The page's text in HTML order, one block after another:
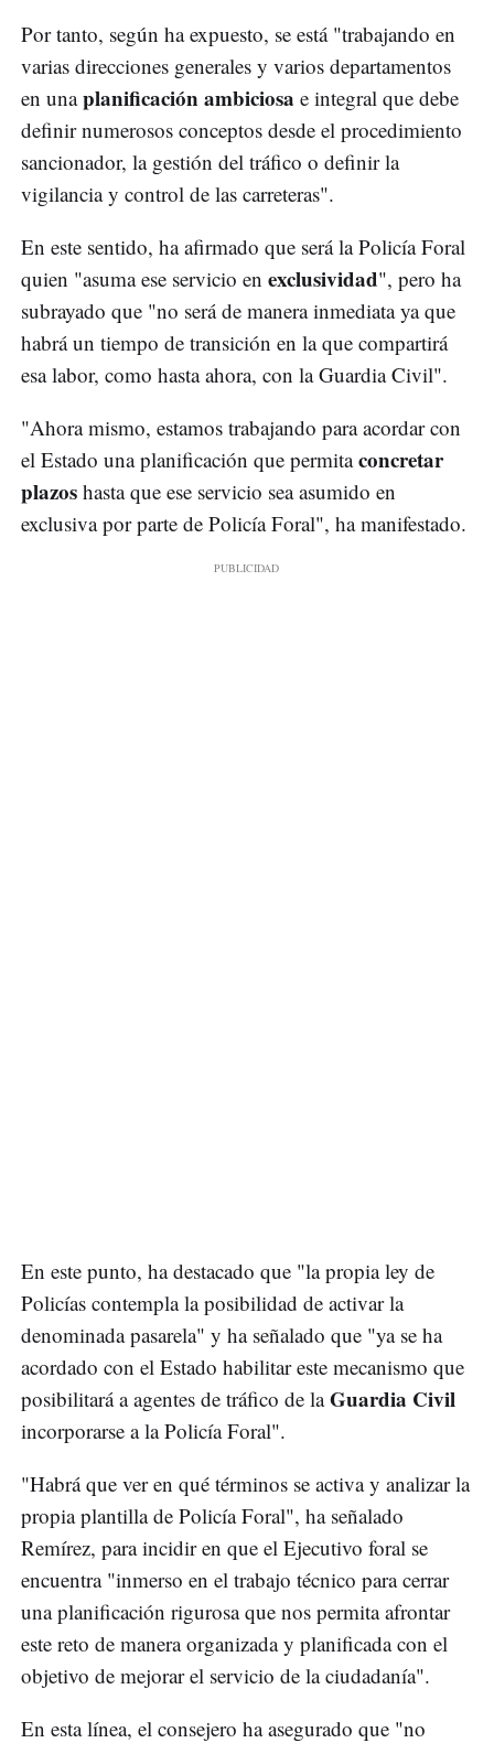
Por tanto, según ha expuesto, se está "trabajando en
varias direcciones generales y varios departamentos
en unaplanificación ambiciosa e integral que debe
definir numerosos conceptos desde el procedimiento
sancionador, la gestión del tráfico o definir la
vigilancia y control de las carreteras".
En este sentido, ha afirmado que será la Policía Foral
quien "asuma ese servicio en exclusividad", pero ha
subrayado que "no será de manera inmediata ya que
habrá un tiempo de transición en la que compartirá
esa labor, como hasta ahora, con la Guardia Civil".
"Ahora mismo, estamos trabajando para acordar con
el Estado una planificación que permitaconcretar
plazos hasta que ese servicio sea asumido en
exclusiva por parte de Policía Foral", ha manifestado.
En este punto, ha destacado que "la propia ley de
Policías contempla la posibilidad de activar la
denominada pasarela" y ha señalado que "ya se ha
acordado con el Estado habilitar este mecanismo que
posibilitará a agentes de tráfico de laGuardia Civil
incorporarse a la Policía Foral".
"Habrá que ver en qué términos se activa y analizar la
propia plantilla de Policía Foral", ha señalado
Remírez, para incidir en que el Ejecutivo foral se
encuentra "inmerso en el trabajo técnico para cerrar
una planificación rigurosa que nos permita afrontar
este reto de manera organizada y planificada con el
objetivo de mejorar el servicio de la ciudadanía".
En esta línea, el consejero ha asegurado que "no